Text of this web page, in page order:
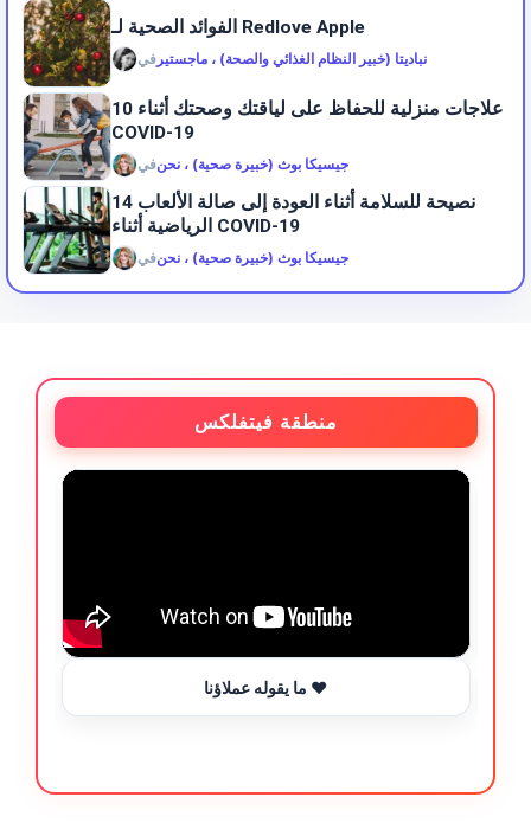
الفوائد الصحية لـ Redlove Apple
في نباديتا (خبير النظام الغذائي والصحة) ، ماجستير
10 علاجات منزلية للحفاظ على لياقتك وصحتك أثناء
COVID-19
فيجيسيكا بوث (خبيرة صحية) ، نحن
14 نصيحة للسلامة أثناء العودة إلى صالة الألعاب
الرياضية أثناء COVID-19
فيجيسيكا بوث (خبيرة صحية) ، نحن
منطقة فيتفلكس
ما يقوله عملاؤنا ❤️